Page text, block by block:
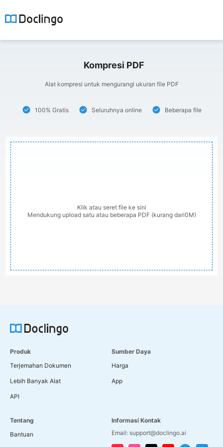
Kompresi PDF
Alat kompresi untuk mengurangi ukuran file PDF
100% Gratis Seluruhnya online Beberapa file
Klik atau seret file ke sini
Mendukung upload satu atau beberapa PDF (kurang dari0M)
Produk
Terjemahan Dokumen
Lebih Banyak Alat
API
Sumber Daya
Harga
App
Tentang
Bantuan
Informasi Kontak
Email: support@doclingo.ai